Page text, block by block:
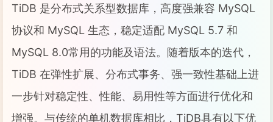
TiDB 是分布式关系型数据库，高度强兼容 MySQL
协议和 MySQL 生态，稳定适配 MySQL 5.7 和
MySQL 8.0常用的功能及语法。随着版本的迭代，
TiDB 在弹性扩展、分布式事务、强一致性基础上进
一步针对稳定性、性能、易用性等方面进行优化和
增强。与传统的单机数据库相比，TiDB具有以下优